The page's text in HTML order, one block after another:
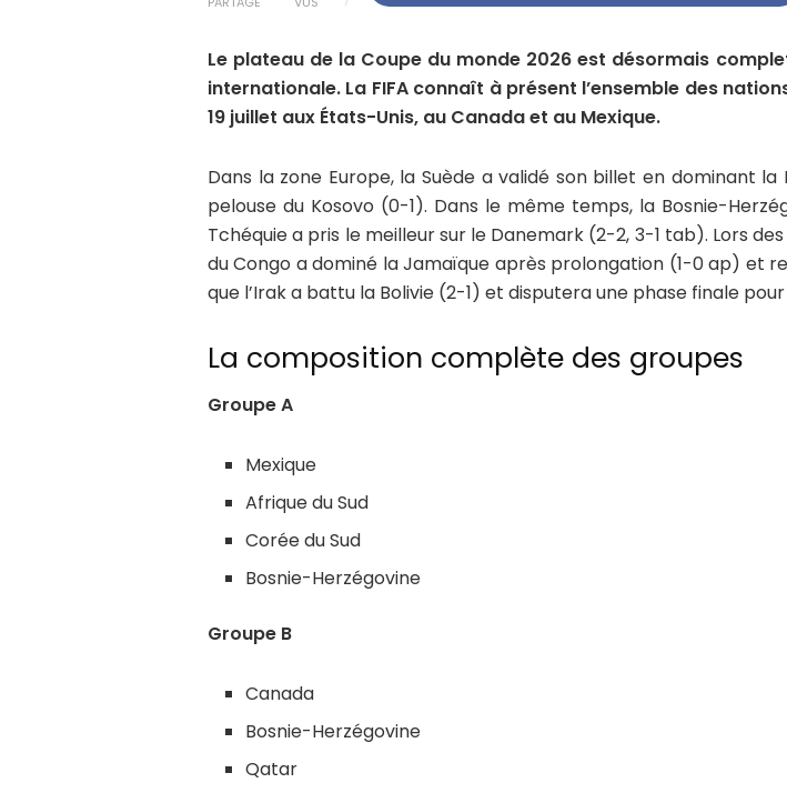
Le plateau de la Coupe du monde 2026 est désormais
internationale. La FIFA connaît à présent l’ensemble des
19 juillet aux États-Unis, au Canada et au Mexique.
Dans la zone Europe, la Suède a validé son billet en dominant
pelouse du Kosovo (0-1). Dans le même temps, la Bosnie-
Tchéquie a pris le meilleur sur le Danemark (2-2, 3-1 tab). Lors
du Congo a dominé la Jamaïque après prolongation (1-0 ap) et
que l’Irak a battu la Bolivie (2-1) et disputera une phase finale
La composition complète des groupes
Groupe A
Mexique
Afrique du Sud
Corée du Sud
Bosnie-Herzégovine
Groupe B
Canada
Bosnie-Herzégovine
Qatar